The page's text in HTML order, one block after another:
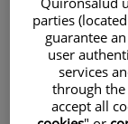
parties
guarantee
user
services
through the
accept all